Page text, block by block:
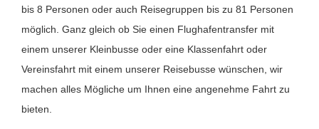
bis 8 Personen oder auch Reisegruppen bis zu 81 Personen
möglich. Ganz gleich ob Sie einen Flughafentransfer mit
einem unserer Kleinbusse oder eine Klassenfahrt oder
Vereinsfahrt mit einem unserer Reisebusse wünschen, wir
machen alles Mögliche um Ihnen eine angenehme Fahrt zu
bieten.